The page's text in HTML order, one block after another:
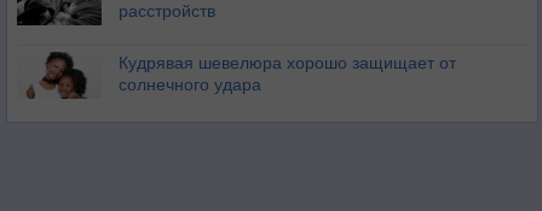
расстройств
Кудрявая шевелюра хорошо защищает от
солнечного удара